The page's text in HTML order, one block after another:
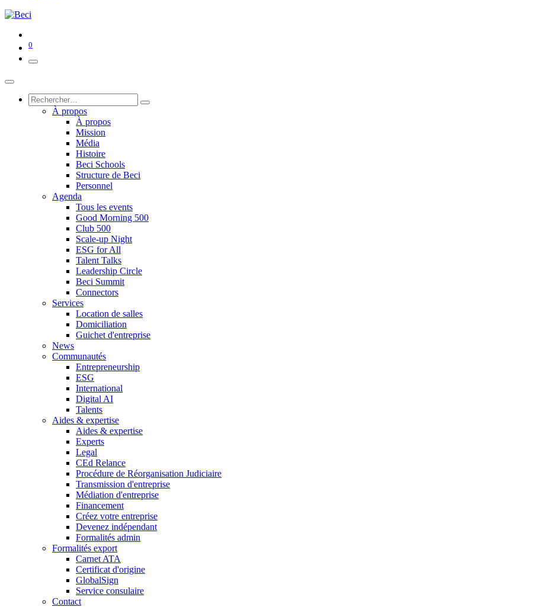
0
À propos
À propos
Mission
Média
Histoire
Beci Schools
Structure de Beci
Personnel
Agenda
Tous les events
Good Morning 500
Club 500
Scale-up Night
ESG for All
Talent Talks
Leadership Circle
Beci Summit
Connectors
Services
Location de salles
Domiciliation
Guichet d'entreprise
News
Communautés
Entrepreneurship
ESG
International
Digital AI
Talents
Aides & expertise
Aides & expertise
Experts
Legal
CEd Relance
Procédure de Réorganisation Judiciaire
Transmission d'entreprise
Médiation d'entreprise
Financement
Créez votre entreprise
Devenez indépendant
Formalités admin
Formalités export
Carnet ATA
Certificat d'origine
GlobalSign
Service consulaire
Contact